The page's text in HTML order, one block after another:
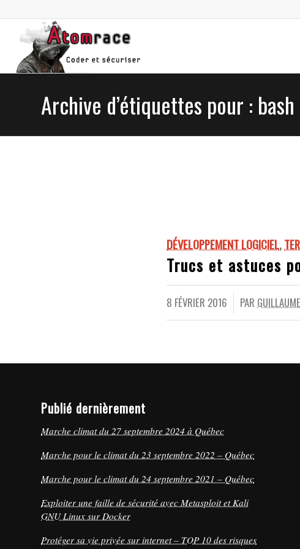
Archive d’étiquettes pour : bash
DÉVELOPPEMENT LOGICIEL,
Trucs et astuces
8 FÉVRIER 2016 PAR
Publié dernièrement
Marche climat du 27 septembre 2024 à Québec
Marche pour le climat du 23 septembre 2022 – Québec
Marche pour le climat du 24 septembre 2021 – Québec
Exploiter une faille de sécurité avec Metasploit et Kali
GNU Linux sur Docker
Protéger sa vie privée sur internet – TOP 10 des risques